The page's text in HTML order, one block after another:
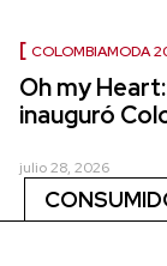
COLOMBIAMODA
Oh my
inauguró
julio 28, 2026